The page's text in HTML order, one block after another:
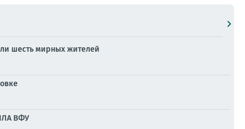
шесть мирных жителей
ВФУ